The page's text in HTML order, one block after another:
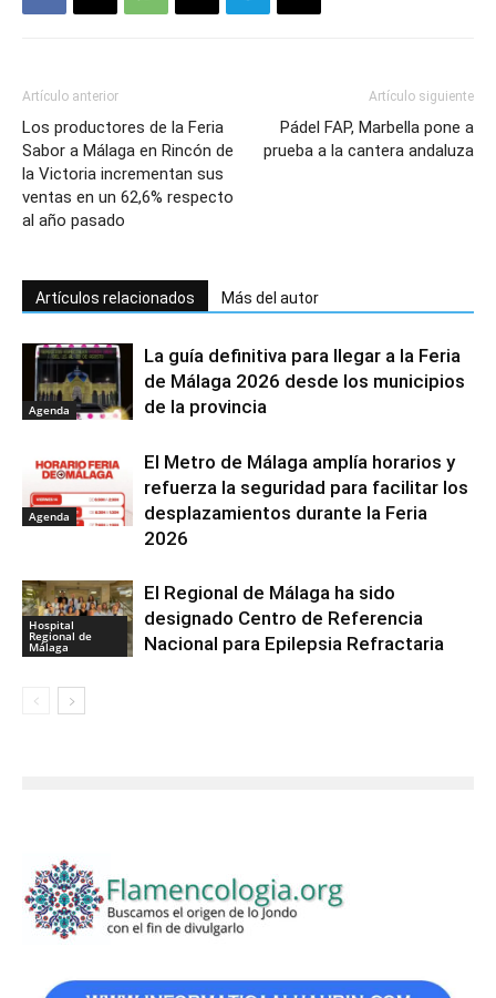
Artículo anterior
Los productores de la Feria
Sabor a Málaga en Rincón de
la Victoria incrementan sus
ventas en un 62,6% respecto
al año pasado
Artículo siguiente
Pádel FAP, Marbella pone a
prueba a la cantera andaluza
Artículos relacionados Más del autor
Agenda
La guía definitiva para llegar a la Feria
de Málaga 2026 desde los municipios
de la provincia
Agenda
El Metro de Málaga amplía horarios y
refuerza la seguridad para facilitar los
desplazamientos durante la Feria
2026
Hospital
Regional de
Málaga
El Regional de Málaga ha sido
designado Centro de Referencia
Nacional para Epilepsia Refractaria